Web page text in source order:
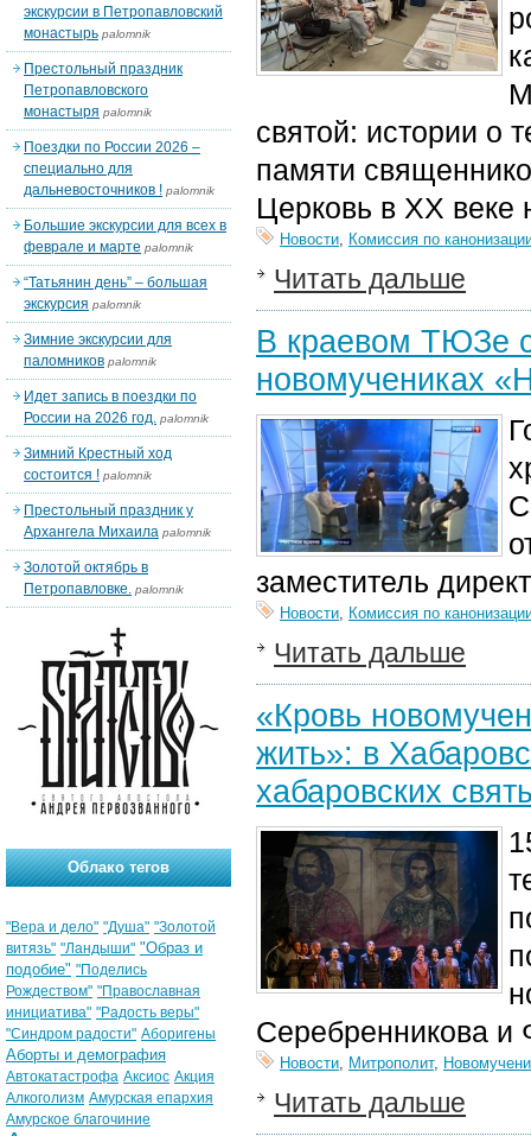
святой: истории о
памяти
Церковь в XX веке
Новости, Комиссия по
Читать дальше
В краевом ТЮЗе
новомучениках
заместитель
Новости, Комиссия по
Читать дальше
«Кровь
жить»: в
хабаровских
Серебренникова и
Новости, Митрополит,
Читать дальше
экскурсии в Петропавловский
монастырь palomnik
Престольный праздник
Петропавловского
монастыря palomnik
Поездки по России 2026 –
специально для
дальневосточников ! palomnik
Большие экскурсии для всех в
феврале и марте palomnik
“Татьянин день” – большая
экскурсия palomnik
Зимние экскурсии для
паломников palomnik
Идет запись в поездки по
России на 2026 год. palomnik
Зимний Крестный ход
состоится ! palomnik
Престольный праздник у
Архангела Михаила palomnik
Золотой октябрь в
Петропавловке. palomnik
Облако тегов
"Вера и дело" "Душа" "Золотой
витязь" "Ландыши" "Образ и
подобие" "Поделись
Рождеством" "Православная
инициатива" "Радость веры"
"Синдром радости" Аборигены
Аборты и демография
Автокатастрофа Аксиос Акция
Алкоголизм Амурская епархия
Амурское благочиние